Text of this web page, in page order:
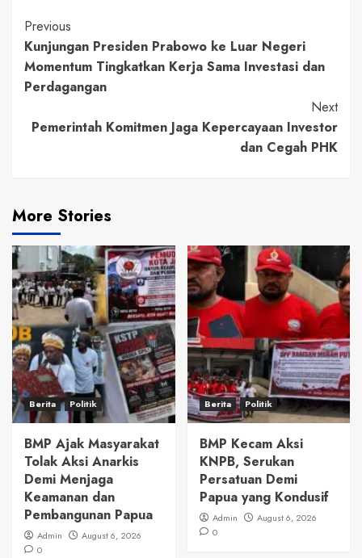
Continue
Reading
Previous
Kunjungan Presiden Prabowo ke Luar Negeri
Momentum Tingkatkan Kerja Sama Investasi dan
Perdagangan
Next
Pemerintah Komitmen Jaga Kepercayaan Investor
dan Cegah PHK
More Stories
Berita Politik
BMP Ajak Masyarakat
Tolak Aksi Anarkis
Demi Menjaga
Keamanan dan
Pembangunan Papua
Admin
August 6, 2026
0
Berita Politik
BMP Kecam Aksi
KNPB, Serukan
Persatuan Demi
Papua yang Kondusif
Admin
August 6, 2026
0